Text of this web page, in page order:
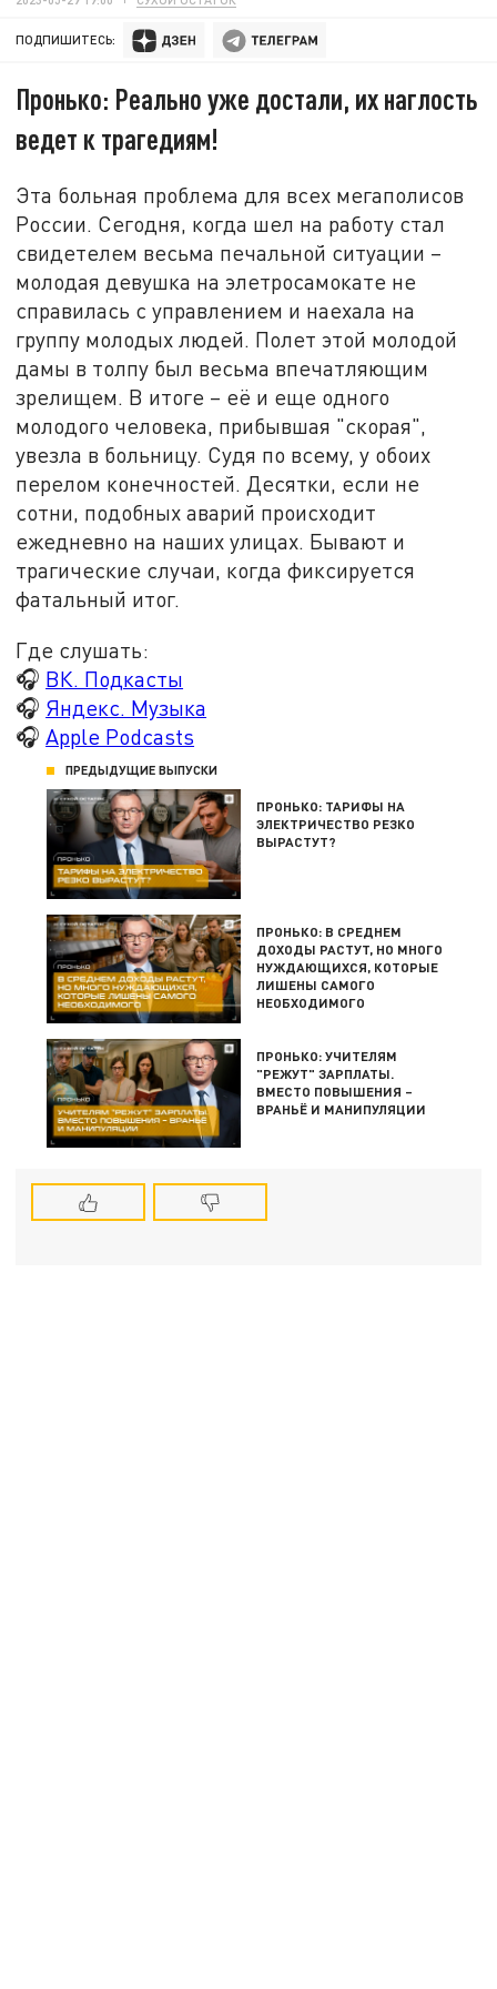
ПОДПИШИТЕСЬ:
Пронько: Реально уже достали, их наглость
ведет к трагедиям!
Эта больная проблема для всех мегаполисов
России. Сегодня, когда шел на работу стал
свидетелем весьма печальной ситуации –
молодая девушка на элетросамокате не
справилась с управлением и наехала на
группу молодых людей. Полет этой молодой
дамы в толпу был весьма впечатляющим
зрелищем. В итоге – её и еще одного
молодого человека, прибывшая "скорая",
увезла в больницу. Судя по всему, у обоих
перелом конечностей. Десятки, если не
сотни, подобных аварий происходит
ежедневно на наших улицах. Бывают и
трагические случаи, когда фиксируется
фатальный итог.
Где слушать:
🎧 ВК. Подкасты
🎧 Яндекс. Музыка
🎧 Apple Podcasts
ПРЕДЫДУЩИЕ ВЫПУСКИ
ПРОНЬКО: ТАРИФЫ НА
ЭЛЕКТРИЧЕСТВО РЕЗКО
ВЫРАСТУТ?
ПРОНЬКО: В СРЕДНЕМ
ДОХОДЫ РАСТУТ, НО МНОГО
НУЖДАЮЩИХСЯ, КОТОРЫЕ
ЛИШЕНЫ САМОГО
НЕОБХОДИМОГО
ПРОНЬКО: УЧИТЕЛЯМ
"РЕЖУТ" ЗАРПЛАТЫ.
ВМЕСТО ПОВЫШЕНИЯ –
ВРАНЬЁ И МАНИПУЛЯЦИИ